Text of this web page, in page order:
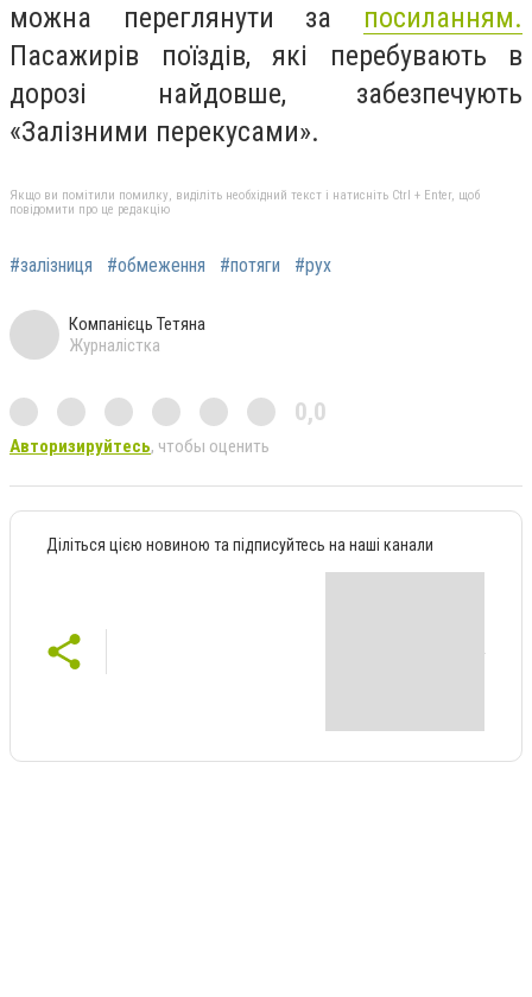
можна переглянути за посиланням.
Пасажирів поїздів, які перебувають в
дорозі найдовше, забезпечують
«Залізними перекусами».
Якщо ви помітили помилку, виділіть необхідний текст і натисніть Ctrl + Enter, щоб
повідомити про це редакцію
#залізниця #обмеження #потяги #рух
Компанієць Тетяна
Журналістка
0,0
Авторизируйтесь, чтобы оценить
Діліться цією новиною та підписуйтесь на наші канали